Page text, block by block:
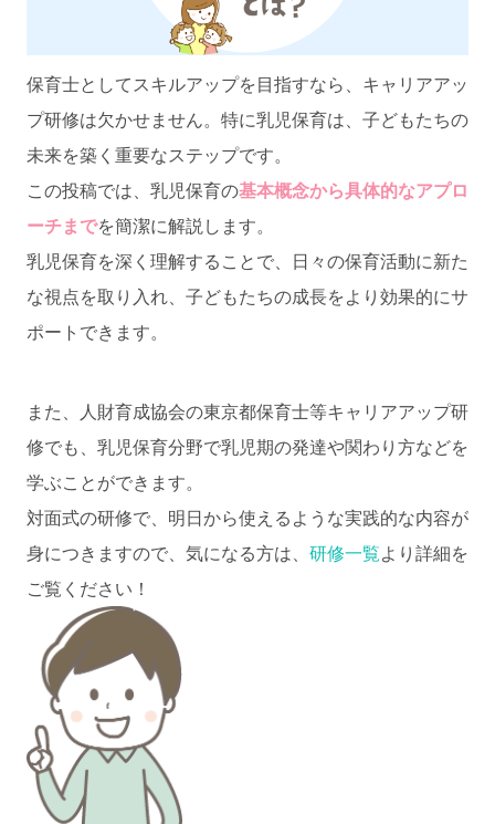
保育士としてスキルアップを目指すなら、キャリアアッ
プ研修は欠かせません。特に乳児保育は、子どもたちの
未来を築く重要なステップです。
この投稿では、乳児保育の基本概念から具体的なアプロ
ーチまでを簡潔に解説します。
乳児保育を深く理解することで、日々の保育活動に新た
な視点を取り入れ、子どもたちの成長をより効果的にサ
ポートできます。
また、人財育成協会の東京都保育士等キャリアアップ研
修でも、乳児保育分野で乳児期の発達や関わり方などを
学ぶことができます。
対面式の研修で、明日から使えるような実践的な内容が
身につきますので、気になる方は、 研修一覧より詳細を
ご覧ください！